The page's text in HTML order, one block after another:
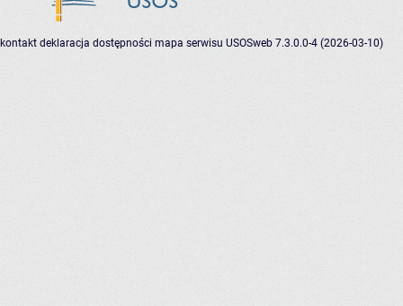
kontakt deklaracja dostępności mapa serwisu USOSweb 7.3.0.0-4 (2026-03-10)